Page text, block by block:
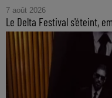
7 août 2026
Le Delta Festival s'éteint,